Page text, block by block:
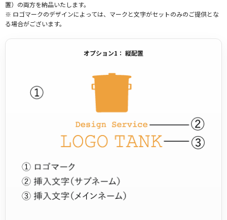
置）の両方を納品いたします。
※ ロゴマークのデザインによっては、マークと文字がセットのみのご提供とな
る場合がございます。
オプション1： 縦配置